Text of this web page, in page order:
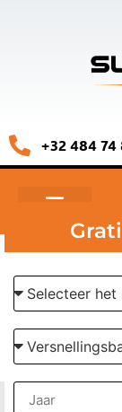
+32 484 74